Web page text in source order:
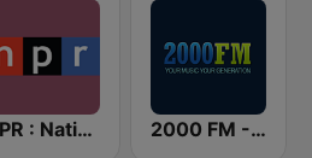
NPR : National Public Radio 2000 FM - RNB and Hip Hop